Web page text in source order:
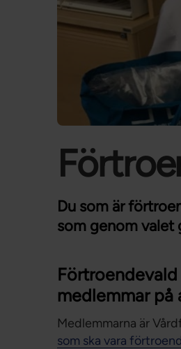
Du som är
som genom
medlemmar på
Medlemmarna är
som ska vara